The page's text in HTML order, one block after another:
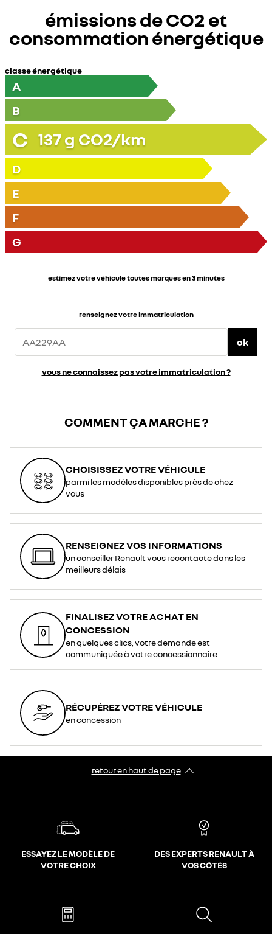
émissions de CO2 et
consommation énergétique
classe énergétique
A
B
C 137g CO2/km
D
E
F
G
estimez votre véhicule toutes marques en 3 minutes
renseignez votre immatriculation
ok
vous ne connaissez pas votre immatriculation ?
COMMENT ÇA MARCHE ?
CHOISISSEZ VOTRE VÉHICULE
parmi les modèles disponibles près de chez
vous
RENSEIGNEZ VOS INFORMATIONS
un conseiller Renault vous recontacte dans les
meilleurs délais
FINALISEZ VOTRE ACHAT EN
CONCESSION
en quelques clics, votre demande est
communiquée à votre concessionnaire
RÉCUPÉREZ VOTRE VÉHICULE
en concession
retour en haut de page​
ESSAYEZ LE MODÈLE DE
VOTRE CHOIX
DES EXPERTS RENAULT À
VOS CÔTÉS